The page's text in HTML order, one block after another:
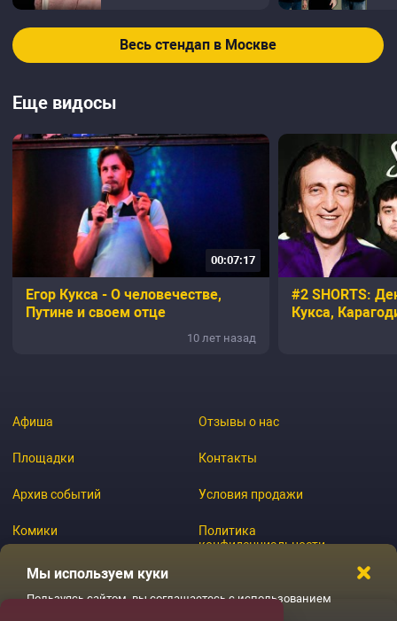
Весь стендап в Москве
Еще видосы
00:07:17
Егор Кукса - О человечестве,
Путине и своем отце
10 лет назад
#2 SHORTS:
Кукса,
Афиша
Площадки
Архив событий
Комики
Журнал
Отзывы о нас
Контакты
Условия продажи
Политика
конфиденциальности
Мы используем куки
Пользуясь сайтом, вы соглашаетесь с использованием